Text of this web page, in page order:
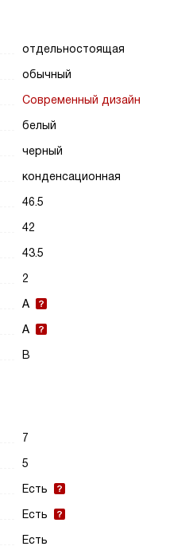
отдельностоящая
обычный
Современный дизайн
белый
черный
конденсационная
46.5
42
43.5
2
A
A
B
7
5
Есть
Есть
Есть